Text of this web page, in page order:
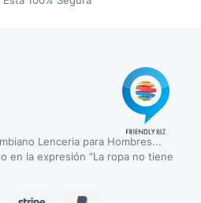
Lenceria para Hombres...
en la expresión “La ropa no tiene